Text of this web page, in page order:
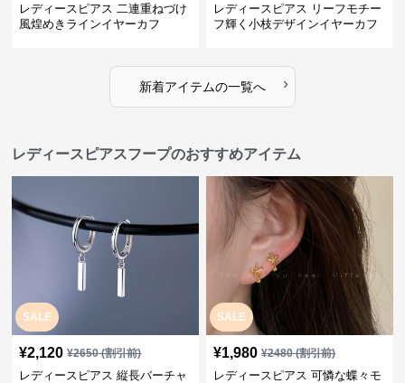
レディースピアス 二連重ねづけ
風煌めきラインイヤーカフ
レディースピアス リーフモチー
フ輝く小枝デザインイヤーカフ
新着アイテムの一覧へ ›
レディースピアスフープのおすすめアイテム
SALE
¥2,120 ¥2650(割引前)
レディースピアス 縦長バーチャ
SALE
¥1,980 ¥2480(割引前)
レディースピアス 可憐な蝶々モ